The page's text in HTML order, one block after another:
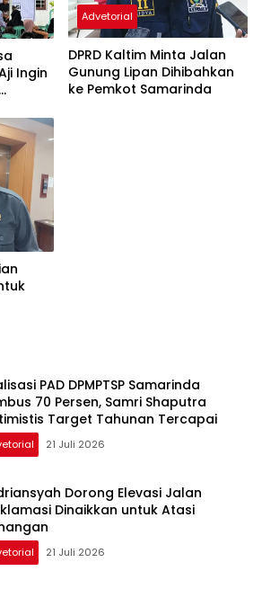
Ingin
Advetorial
DPRD Kaltim Minta Jalan
Gunung Lipan Dihibahkan
ke Pemkot Samarinda
PAD DPMPTSP Samarinda
70 Persen, Samri Shaputra
Target Tahunan Tercapai
21 Juli 2026
Dorong Elevasi Jalan
Dinaikkan untuk Atasi
21 Juli 2026